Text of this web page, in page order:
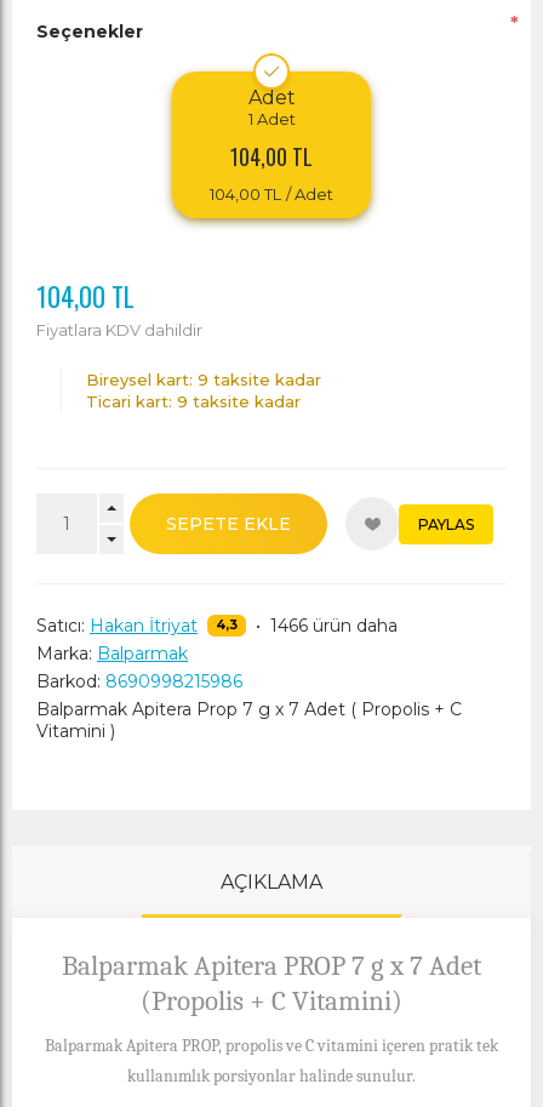
Seçenekler *
Adet
1 Adet
104,00 TL
104,00 TL / Adet
104,00 TL
Fiyatlara KDV dahildir
Bireysel kart: 9 taksite kadar
Ticari kart: 9 taksite kadar
SEPETE EKLE PAYLAS
Satıcı: Hakan İtriyat 4,3 • 1466 ürün daha
Marka: Balparmak
Barkod: 8690998215986
Balparmak Apitera Prop 7 g x 7 Adet ( Propolis + C
Vitamini )
AÇIKLAMA
Balparmak Apitera PROP 7 g x 7 Adet
(Propolis + C Vitamini)
Balparmak Apitera PROP, propolis ve C vitamini içeren pratik tek
kullanımlık porsiyonlar halinde sunulur.